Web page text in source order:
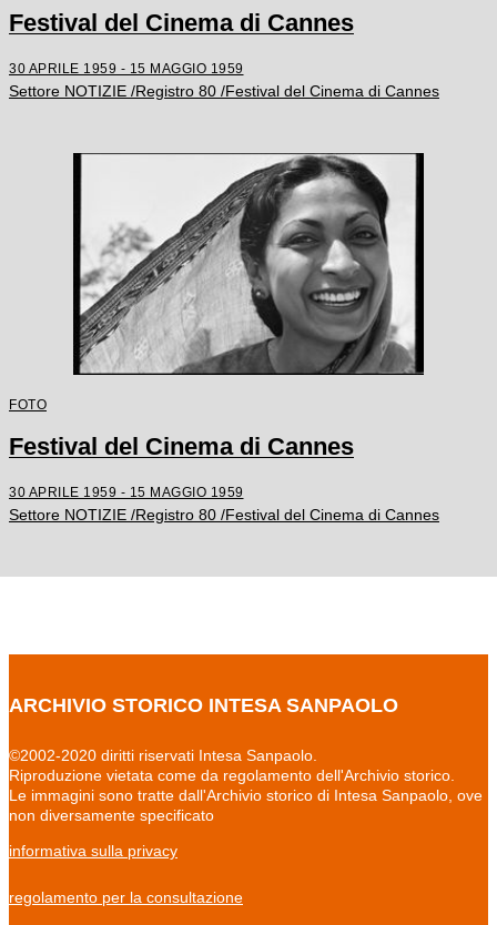
Festival del Cinema di Cannes
30 APRILE 1959 - 15 MAGGIO 1959
Settore NOTIZIE /Registro 80 /Festival del Cinema di Cannes
FOTO
Festival del Cinema di Cannes
30 APRILE 1959 - 15 MAGGIO 1959
Settore NOTIZIE /Registro 80 /Festival del Cinema di Cannes
ARCHIVIO STORICO INTESA SANPAOLO
©2002-2020 diritti riservati Intesa Sanpaolo.
Riproduzione vietata come da regolamento dell'Archivio storico.
Le immagini sono tratte dall'Archivio storico di Intesa Sanpaolo, ove
non diversamente specificato
informativa sulla privacy
regolamento per la consultazione